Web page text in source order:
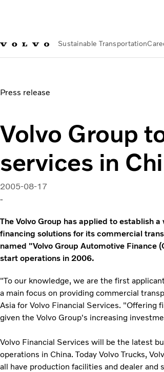
Sustainable Transportation
Press release
Volvo Group
services in
2005-08-17
-
The Volvo Group has applied to establish
financing solutions for its commercial
named "Volvo Group Automotive Finance
start operations in 2006.
"To our knowledge, we are the first
a main focus on providing commercial
Asia for Volvo Financial Services. "Offering
given the Volvo Group's increasing
Volvo Financial Services will be the latest
operations in China. Today Volvo Trucks,
all have production facilities and dealer and